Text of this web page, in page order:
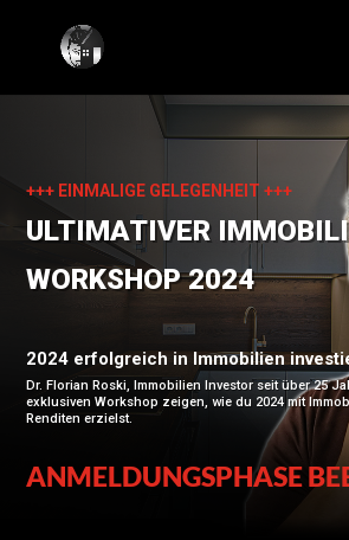
+++ EINMALIGE GELEGENHEIT +++
ULTIMATIVER
WORKSHOP 2024
2024 erfolgreich in Immobilien
Dr. Florian Roski, Immobilien Investor seit über 25
exklusiven Workshop zeigen, wie du 2024 mit
Renditen erzielst.
ANMELDUNGSPHASE